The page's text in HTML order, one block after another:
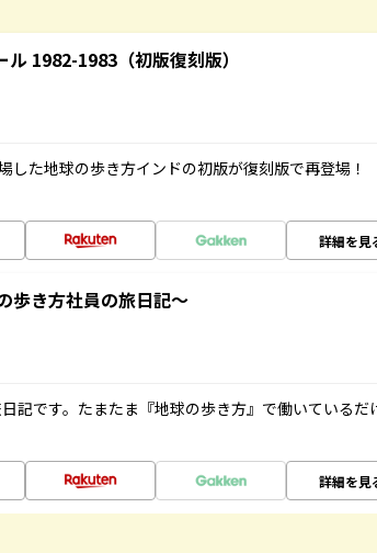
1982-1983（初版復刻版）
した地球の歩き方インドの初版が復刻版で再登場
詳細を見
歩き方社員の旅日記～
記です。たまたま『地球の歩き方』で働いているだ
詳細を見